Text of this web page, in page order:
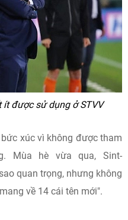
ít được sử dụng ở STVV
xúc vì không được tham
Mùa hè vừa qua, Sint-
quan trọng, nhưng không
về 14 cái tên mới".